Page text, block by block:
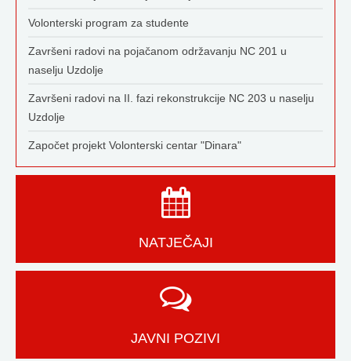
Volonterski program za studente
Završeni radovi na pojačanom održavanju NC 201 u
naselju Uzdolje
Završeni radovi na II. fazi rekonstrukcije NC 203 u naselju
Uzdolje
Započet projekt Volonterski centar "Dinara"
NATJEČAJI
JAVNI POZIVI